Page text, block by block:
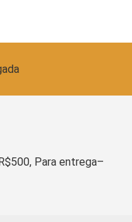
Para entrega–